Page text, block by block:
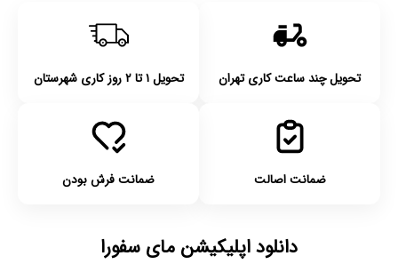
تحویل چند ساعت کاری تهران تحویل ۱ تا ۲ روز کاری شهرستان
ضمانت اصالت ضمانت فرش بودن
دانلود اپلیکیشن مای سفورا